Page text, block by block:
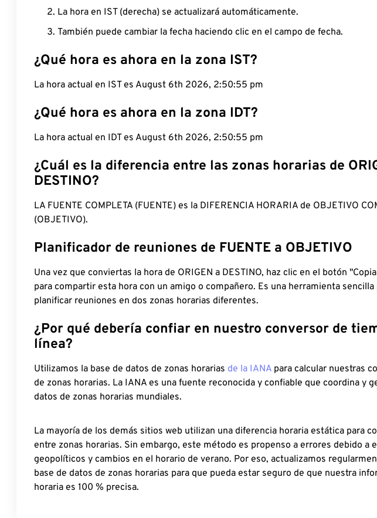
La hora en IST (derecha) se actualizará automáticamente.
También puede cambiar la fecha haciendo clic en el campo de fecha.
¿Qué hora es ahora en la zona IST?
La hora actual en IST es August 6th 2026, 2:50:56 pm
¿Qué hora es ahora en la zona IDT?
La hora actual en IDT es August 6th 2026, 2:50:56 pm
¿Cuál es la diferencia entre las zonas horarias de
DESTINO?
LA FUENTE COMPLETA (FUENTE) es la DIFERENCIA HORARIA de OBJETIVO
(OBJETIVO).
Planificador de reuniones de FUENTE a OBJETIVO
Una vez que conviertas la hora de ORIGEN a DESTINO, haz clic en el botón
para compartir esta hora con un amigo o compañero. Es una herramienta sencilla
planificar reuniones en dos zonas horarias diferentes.
¿Por qué debería confiar en nuestro conversor de
línea?
Utilizamos la base de datos de zonas horarias de la IANA para calcular nuestras
de zonas horarias. La IANA es una fuente reconocida y confiable que coordina y
datos de zonas horarias mundiales.
La mayoría de los demás sitios web utilizan una diferencia horaria estática para
entre zonas horarias. Sin embargo, este método es propenso a errores debido a
geopolíticos y cambios en el horario de verano. Por eso, actualizamos
base de datos de zonas horarias para que pueda estar seguro de que nuestra
horaria es 100 % precisa.